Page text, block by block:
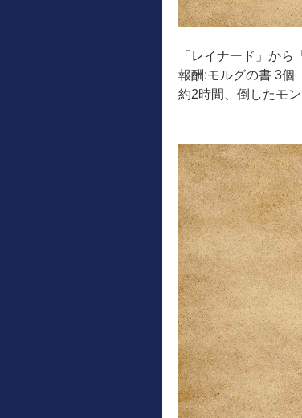
「レイナード」か
報酬:モルグの書 3個
約2時間、倒したモ